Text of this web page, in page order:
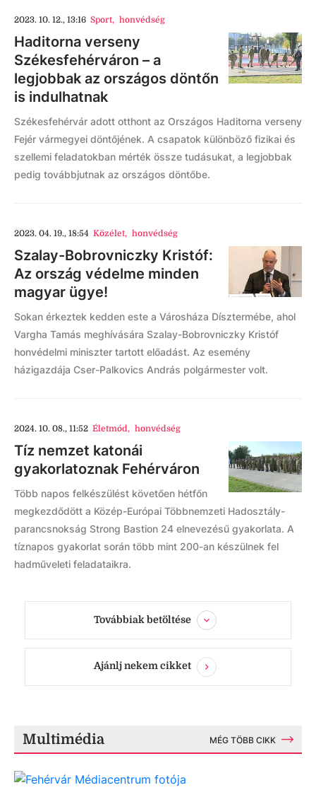
2023. 10. 12., 13:16 Sport, honvédség
Haditorna verseny
Székesfehérváron – a
legjobbak az országos döntőn
is indulhatnak
Székesfehérvár adott otthont az Országos Haditorna verseny
Fejér vármegyei döntőjének. A csapatok különböző fizikai és
szellemi feladatokban mérték össze tudásukat, a legjobbak
pedig továbbjutnak az országos döntőbe.
2023. 04. 19., 18:54 Közélet, honvédség
Szalay-Bobrovniczky Kristóf:
Az ország védelme minden
magyar ügye!
Sokan érkeztek kedden este a Városháza Dísztermébe, ahol
Vargha Tamás meghívására Szalay-Bobrovniczky Kristóf
honvédelmi miniszter tartott előadást. Az esemény
házigazdája Cser-Palkovics András polgármester volt.
2024. 10. 08., 11:52 Életmód, honvédség
Tíz nemzet katonái
gyakorlatoznak Fehérváron
Több napos felkészülést követően hétfőn
megkezdődött a Közép-Európai Többnemzeti Hadosztály-
parancsnokság Strong Bastion 24 elnevezésű gyakorlata. A
tíznapos gyakorlat során több mint 200-an készülnek fel
hadműveleti feladataikra.
Továbbiak betöltése
Ajánlj nekem cikket
Multimédia MÉG TÖBB CIKK